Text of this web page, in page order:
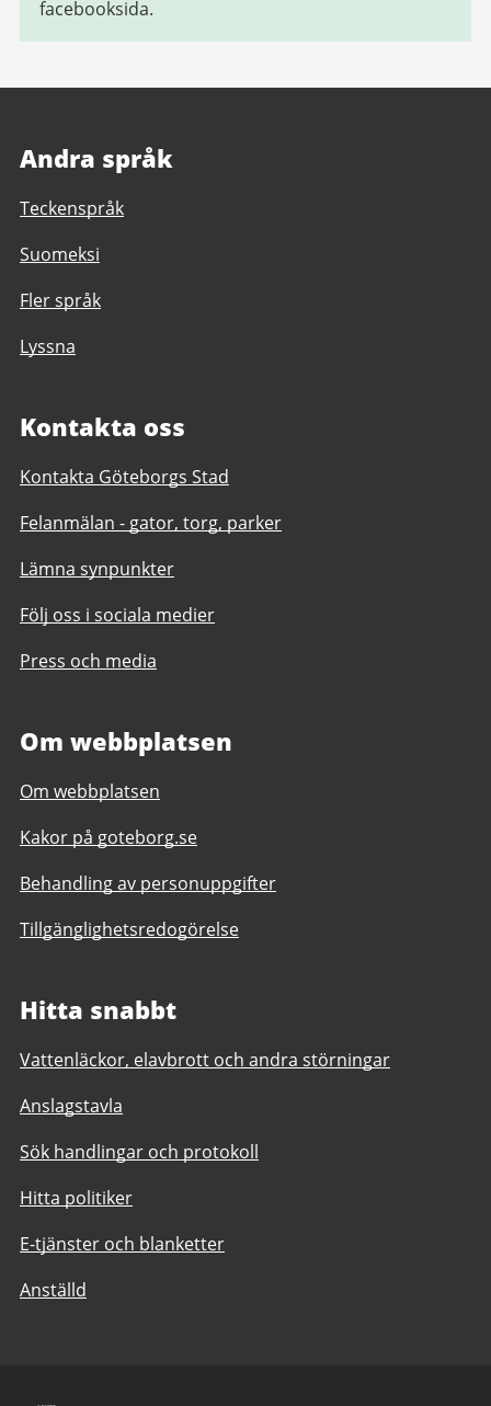
facebooksida.
Andra språk
Teckenspråk
Suomeksi
Fler språk
Lyssna
Kontakta oss
Kontakta Göteborgs Stad
Felanmälan - gator, torg, parker
Lämna synpunkter
Följ oss i sociala medier
Press och media
Om webbplatsen
Om webbplatsen
Kakor på goteborg.se
Behandling av personuppgifter
Tillgänglighetsredogörelse
Hitta snabbt
Vattenläckor, elavbrott och andra störningar
Anslagstavla
Sök handlingar och protokoll
Hitta politiker
E-tjänster och blanketter
Anställd